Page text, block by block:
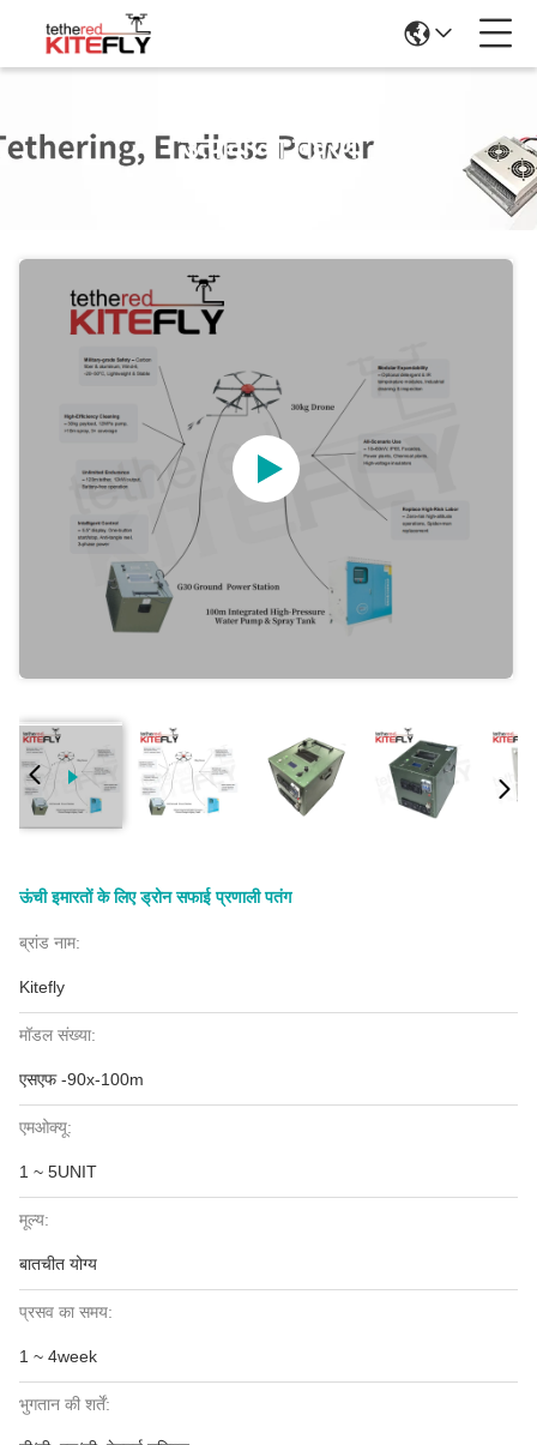
उत्पादों का विवरण
ऊंची इमारतों के लिए ड्रोन सफाई प्रणाली पतंग
ब्रांड नाम:
Kitefly
मॉडल संख्या:
एसएफ -90x-100m
एमओक्यू:
1 ~ 5UNIT
मूल्य:
बातचीत योग्य
प्रसव का समय:
1 ~ 4week
भुगतान की शर्तें: